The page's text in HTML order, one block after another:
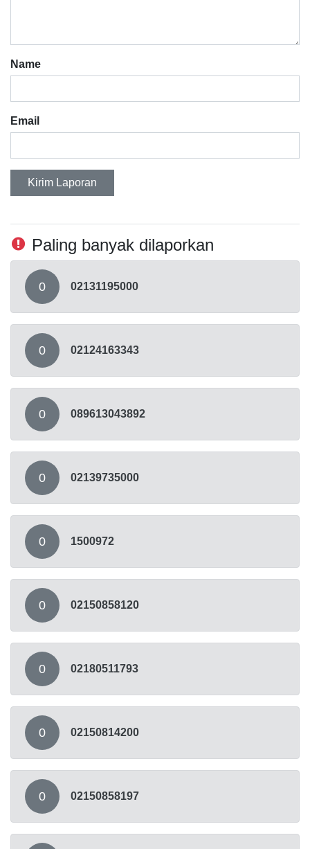
Name
Email
Kirim Laporan
Paling banyak dilaporkan
0 02131195000
0 02124163343
0 089613043892
0 02139735000
0 1500972
0 02150858120
0 02180511793
0 02150814200
0 02150858197